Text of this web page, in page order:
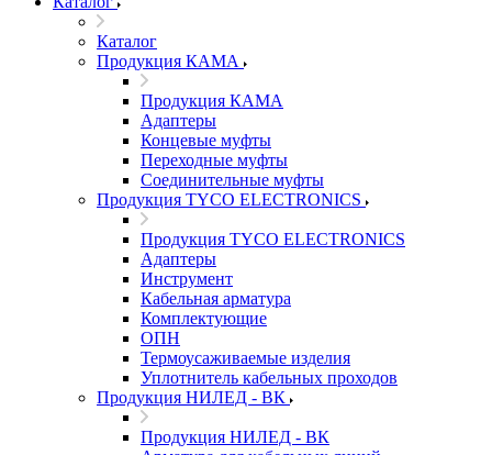
Каталог
Продукция КАМА
Продукция КАМА
Адаптеры
Концевые муфты
Переходные муфты
Соединительные муфты
Продукция TYCO ELECTRONICS
Продукция TYCO ELECTRONICS
Адаптеры
Инструмент
Кабельная арматура
Комплектующие
ОПН
Термоусаживаемые изделия
Уплотнитель кабельных проходов
Продукция НИЛЕД - ВК
Продукция НИЛЕД - ВК